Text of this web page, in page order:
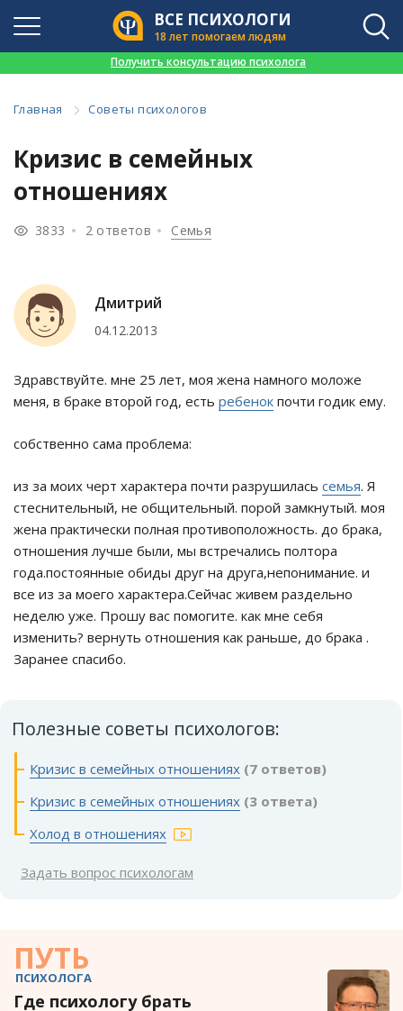
ВСЕ ПСИХОЛОГИ
18 лет помогаем людям
Получить консультацию психолога
Главная Советы психологов
Кризис в семейных
отношениях
3833 2 ответов Семья
Дмитрий
04.12.2013
Здравствуйте. мне 25 лет, моя жена намного моложе
меня, в браке второй год, есть ребенок почти годик ему.
собственно сама проблема:
из за моих черт характера почти разрушилась семья. Я
стеснительный, не общительный. порой замкнутый. моя
жена практически полная противоположность. до брака,
отношения лучше были, мы встречались полтора
года.постоянные обиды друг на друга,непонимание. и
все из за моего характера.Сейчас живем раздельно
неделю уже. Прошу вас помогите. как мне себя
изменить? вернуть отношения как раньше, до брака .
Заранее спасибо.
Полезные советы психологов:
Кризис в семейных отношениях (7 ответов)
Кризис в семейных отношениях (3 ответа)
Холод в отношениях
Задать вопрос психологам
ПУТЬ
ПСИХОЛОГА
Где психологу брать